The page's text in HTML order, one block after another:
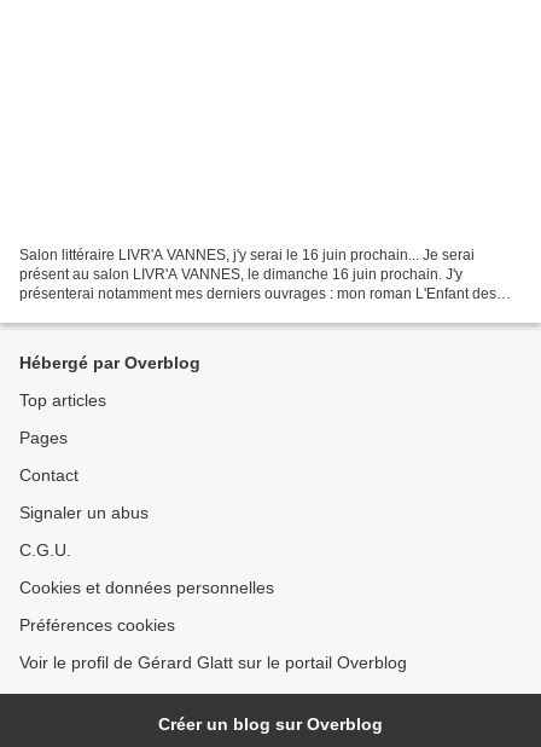
Salon littéraire LIVR'A VANNES, j'y serai le 16 juin prochain... Je serai
présent au salon LIVR'A VANNES, le dimanche 16 juin prochain. J'y
présenterai notamment mes derniers ouvrages : mon roman L'Enfant des
Hébergé par Overblog
Top articles
Pages
Contact
Signaler un abus
C.G.U.
Cookies et données personnelles
Préférences cookies
Voir le profil de Gérard Glatt sur le portail Overblog
Créer un blog sur Overblog